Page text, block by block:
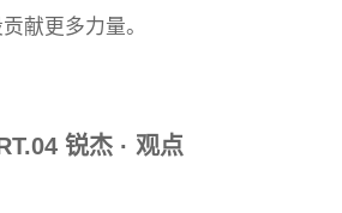
献更多力量。
04 锐杰 · 观点